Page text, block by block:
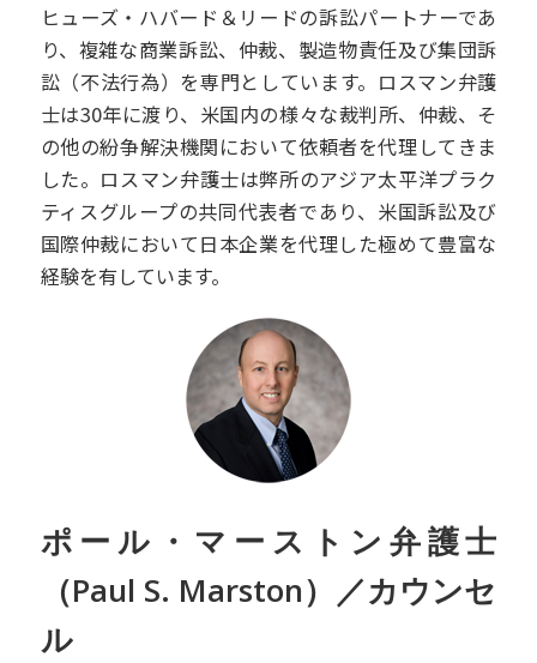
ヒューズ・ハバード＆リードの訴訟パートナーであ
り、複雑な商業訴訟、仲裁、製造物責任及び集団訴
訟（不法行為）を専門としています。ロスマン弁護
士は30年に渡り、米国内の様々な裁判所、仲裁、そ
の他の紛争解決機関において依頼者を代理してきま
した。ロスマン弁護士は弊所のアジア太平洋プラク
ティスグループの共同代表者であり、米国訴訟及び
国際仲裁において日本企業を代理した極めて豊富な
経験を有しています。
ポール・マーストン弁護士
（Paul S. Marston）／カウンセ
ル